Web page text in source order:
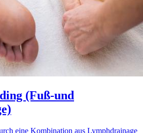
(Fuß-und
eine Kombination aus Lymphdrainage